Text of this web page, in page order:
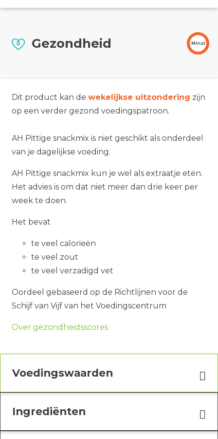
Gezondheid Minst
Dit product kan de wekelijkse uitzondering zijn
op een verder gezond voedingspatroon.
AH Pittige snackmix is niet geschikt als onderdeel
van je dagelijkse voeding.
AH Pittige snackmix kun je wel als extraatje eten.
Het advies is om dat niet meer dan drie keer per
week te doen.
Het bevat
te veel calorieën
te veel zout
te veel verzadigd vet
Oordeel gebaseerd op de Richtlijnen voor de
Schijf van Vijf van het Voedingscentrum
Over gezondheidsscores
Voedingswaarden
Ingrediënten